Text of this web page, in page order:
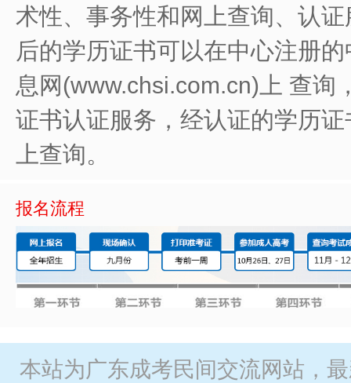
术性、事务性和网上查询、认
后的学历证书可以在中心注册
息网(www.chsi.com.cn)上 查询
证书认证服务，经认证的学历
上查询。
报名流程
本站为广东成考民间交流网站，